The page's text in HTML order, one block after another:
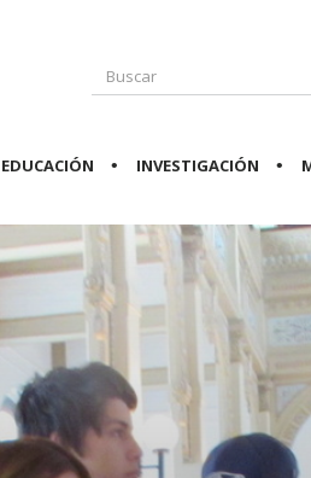
EDUCACIÓN INVESTIGACIÓN